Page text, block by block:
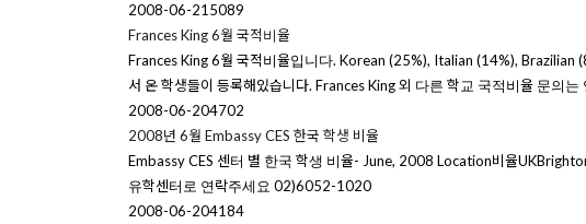
2008-06-21 5089
Frances King 6월 국적비율
Frances King 6월 국적비율입니다. Korean (25%), Italian (14%), Brazilian
서 온 학생들이 등록해있습니다. Frances King 외 다른 학교 국적비율 문의
2008-06-204702
2008년 6월 Embassy CES 한국 학생 비율
Embassy CES 센터 별 한국 학생 비율- June, 2008 Location비율
유학센터로 연락주세요 02)6052-1020
2008-06-204184